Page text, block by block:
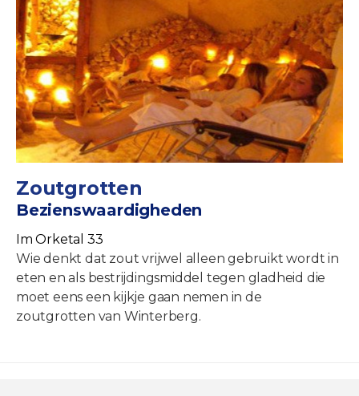
Zoutgrotten
Bezienswaardigheden
Im Orketal 33
Wie denkt dat zout vrijwel alleen gebruikt wordt in
eten en als bestrijdingsmiddel tegen gladheid die
moet eens een kijkje gaan nemen in de
zoutgrotten van Winterberg.